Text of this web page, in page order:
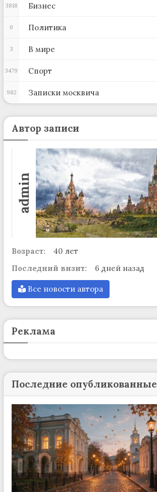
Бизнес
3818
Политика
0
В мире
3
Спорт
3479
Записки москвича
982
Автор записи
admin
Возраст:
40 лет
Последний визит:
6 дней назад
Все новости автора
Реклама
Последние опубликованные